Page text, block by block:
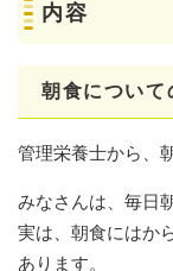
内容
朝食について
管理栄養士から、
みなさんは、毎日
実は、朝食にはか
あります。